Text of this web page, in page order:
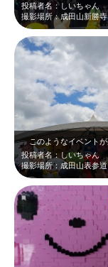
投稿者名：しいちゃん
撮影場所：成田山新勝寺
投稿者名：しいちゃん
撮影場所：成田山表参道